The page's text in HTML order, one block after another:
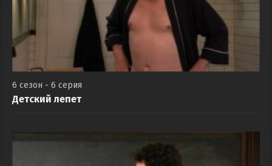
6 сезон - 6 серия
Детский лепет